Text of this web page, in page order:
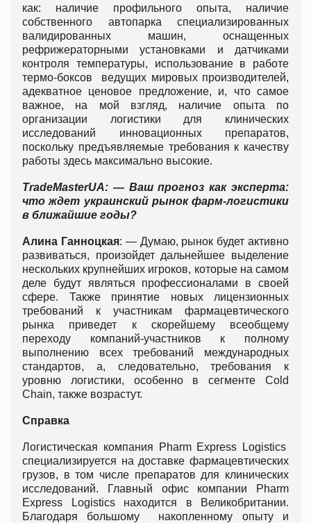
как: наличие профильного опыта, наличие
собственного автопарка специализированных
валидированных машин, оснащенных
рефрижераторными установками и датчиками
контроля температуры, использование в работе
термо-боксов ведущих мировых производителей,
адекватное ценовое предложение, и, что самое
важное, на мой взгляд, наличие опыта по
организации логистики для клинических
исследований инновационных препаратов,
поскольку предъявляемые требования к качеству
работы здесь максимально высокие.
TradeMasterUA: — Ваш прогноз как эксперта:
что ждет украинский рынок фарм-логистики
в ближайшие годы?
Алина Ганноцкая: — Думаю, рынок будет активно
развиваться, произойдет дальнейшее выделение
нескольких крупнейших игроков, которые на самом
деле будут являться профессионалами в своей
сфере. Также принятие новых лицензионных
требований к участникам фармацевтического
рынка приведет к скорейшему всеобщему
переходу компаний-участников к полному
выполнению всех требований международных
стандартов, а, следовательно, требования к
уровню логистики, особенно в сегменте Cold
Chain, также возрастут.
Справка
Логистическая компания Pharm Express Logistics
специализируется на доставке фармацевтических
грузов, в том числе препаратов для клинических
исследований. Главный офис компании Pharm
Express Logistics находится в Великобритании.
Благодаря большому накопленному опыту и